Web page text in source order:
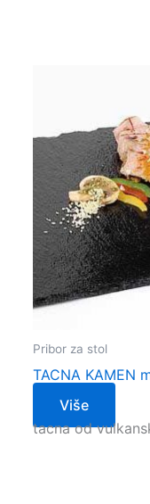
Pribor za stol
TACNA KAMEN
Više
tacna od